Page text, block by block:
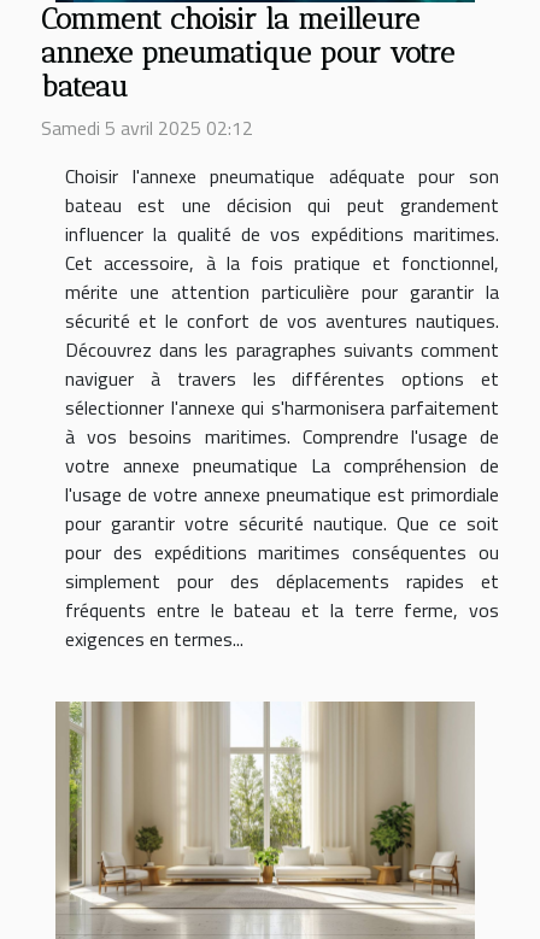
Comment choisir la meilleure
annexe pneumatique pour votre
bateau
Samedi 5 avril 2025 02:12
Choisir l'annexe pneumatique adéquate pour son
bateau est une décision qui peut grandement
influencer la qualité de vos expéditions maritimes.
Cet accessoire, à la fois pratique et fonctionnel,
mérite une attention particulière pour garantir la
sécurité et le confort de vos aventures nautiques.
Découvrez dans les paragraphes suivants comment
naviguer à travers les différentes options et
sélectionner l'annexe qui s'harmonisera parfaitement
à vos besoins maritimes. Comprendre l'usage de
votre annexe pneumatique La compréhension de
l'usage de votre annexe pneumatique est primordiale
pour garantir votre sécurité nautique. Que ce soit
pour des expéditions maritimes conséquentes ou
simplement pour des déplacements rapides et
fréquents entre le bateau et la terre ferme, vos
exigences en termes...